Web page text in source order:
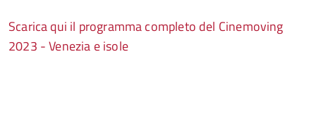
Scarica qui il programma completo del Cinemoving
2023 - Venezia e isole